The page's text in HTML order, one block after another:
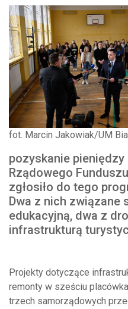
fot. Marcin Jakowiak/UM
pozyskanie
Rządowego
zgłosiło do tego
Dwa z nich związane
edukacyjną, dwa z
infrastrukturą
Projekty dotyczące
remonty w sześciu
trzech samorządowych